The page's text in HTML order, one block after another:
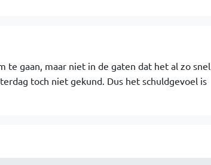
te gaan, maar niet in de gaten dat het al zo snel
toch niet gekund. Dus het schuldgevoel is